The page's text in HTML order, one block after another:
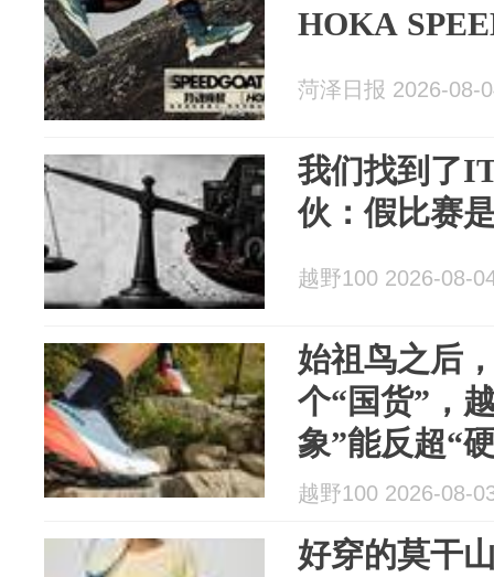
HOKA
菏泽日报 2026-08-
我们找到了
伙：假比赛
越野100 2026-08-
始祖鸟之后
个“国货”，
象”能反超“
越野100 2026-08-
好穿的莫干